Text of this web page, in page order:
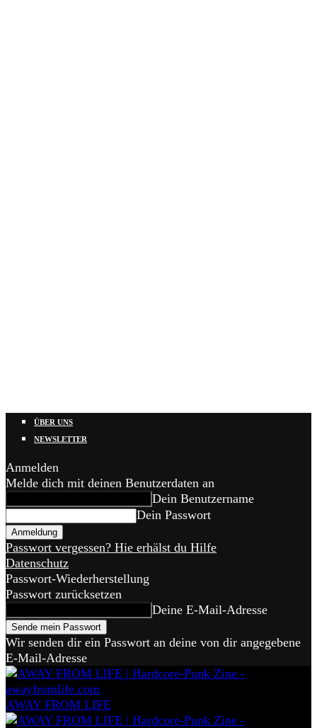
ÜBER UNS
NEWSLETTER
Anmelden
Melde dich mit deinen Benutzerdaten an
Dein Benutzername
Dein Passwort
Passwort vergessen? Hie erhälst du Hilfe
Datenschutz
Passwort-Wiederherstellung
Passwort zurücksetzen
Deine E-Mail-Adresse
Wir senden dir ein Passwort an deine von dir angegebene
E-Mail-Adresse
AWAY FROM LIFE